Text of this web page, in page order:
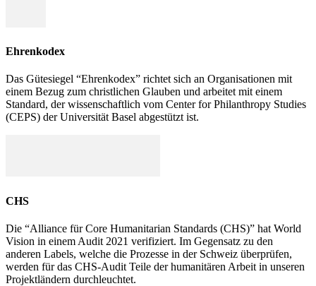
Ehrenkodex
Das Gütesiegel “Ehrenkodex” richtet sich an Organisationen mit
einem Bezug zum christlichen Glauben und arbeitet mit einem
Standard, der wissenschaftlich vom Center for Philanthropy Studies
(CEPS) der Universität Basel abgestützt ist.
CHS
Die “Alliance für Core Humanitarian Standards (CHS)” hat World
Vision in einem Audit 2021 verifiziert. Im Gegensatz zu den
anderen Labels, welche die Prozesse in der Schweiz überprüfen,
werden für das CHS-Audit Teile der humanitären Arbeit in unseren
Projektländern durchleuchtet.